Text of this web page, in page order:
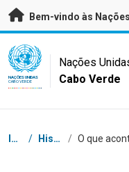
Saltar para conteúdo
Bem-vindo às
UN Logo
NAÇÕES UNIDAS
CABO VERDE
Nações
Cabo Verde
Breadcrumb
Início / Histórias /